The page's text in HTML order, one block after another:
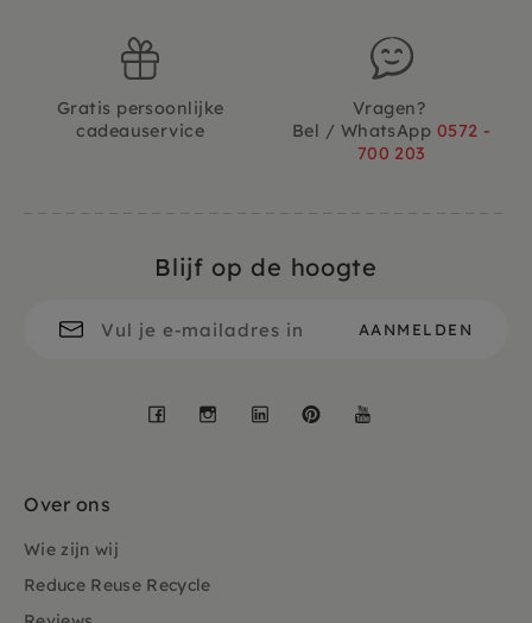
Gratis persoonlijke
cadeauservice
Vragen?
Bel / WhatsApp 0572 -
700 203
Blijf op de hoogte
Facebook
Instagram
LinkedInPinterest
Over ons
Wie zijn wij
Reduce Reuse Recycle